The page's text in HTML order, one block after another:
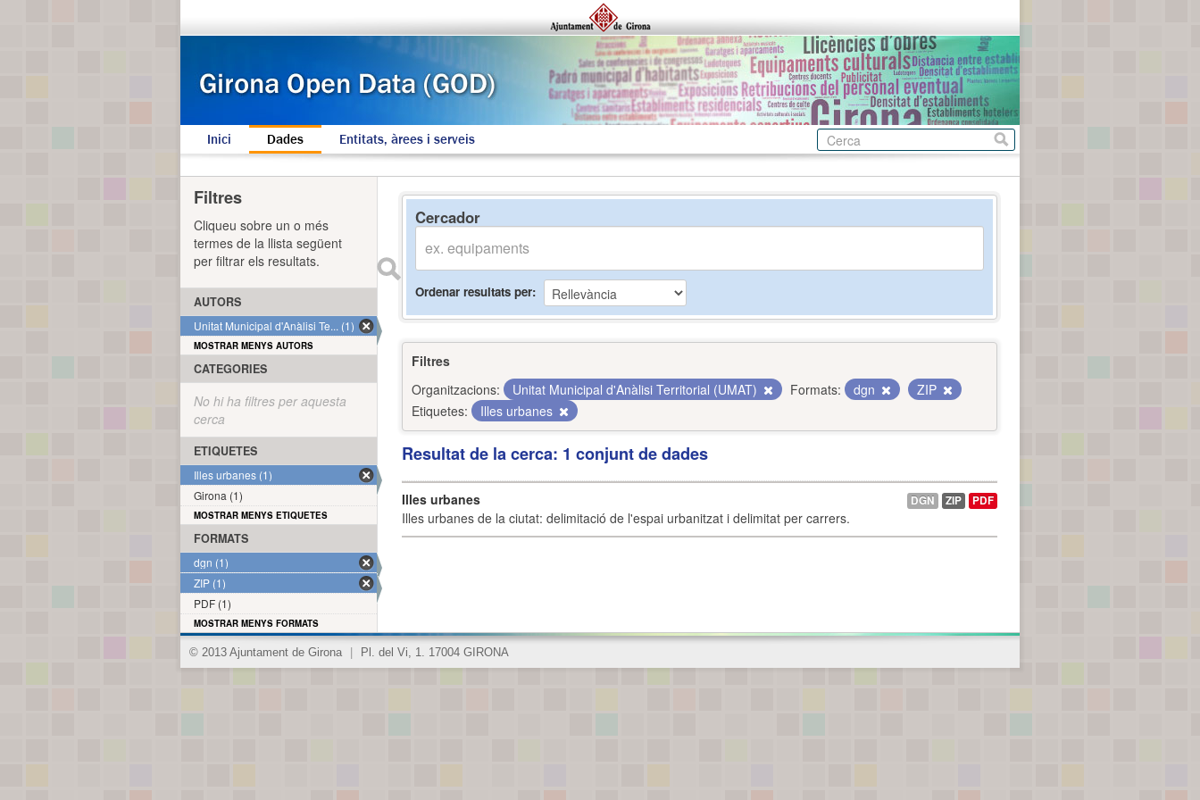
Inici Dades Entitats, àrees i serveis
Cercador
Ordenar resultats per
Filtres
Organitzacions:
Unitat Municipal d'Anàlisi Territorial (UMAT) Formats: dgn
ZIP
Etiquetes:
Illes urbanes
Resultat de la cerca: 1 conjunt de dades
Illes urbanes
Illes urbanes de la ciutat: delimitació de l'espai urbanitzat i delimitat per carrers.
DGN ZIP PDF
Filtres
Cliqueu sobre un o més
termes de la llista següent
per filtrar els resultats.
AUTORS
Unitat Municipal d'Anàlisi Te... (1)
MOSTRAR MENYS AUTORS
CATEGORIES
No hi ha filtres per aquesta
cerca
ETIQUETES
Illes urbanes (1)
Girona (1)
MOSTRAR MENYS ETIQUETES
FORMATS
dgn (1)
ZIP (1)
PDF (1)
MOSTRAR MENYS FORMATS
© 2013 Ajuntament de Girona Pl. del Vi, 1. 17004 GIRONA